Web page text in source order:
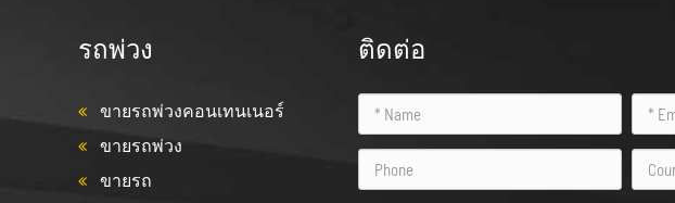
รถพ่วง
ขายรถพ่วงคอนเทนเนอร์
ขายรถพ่วง
ขายรถ
ติดต่อ